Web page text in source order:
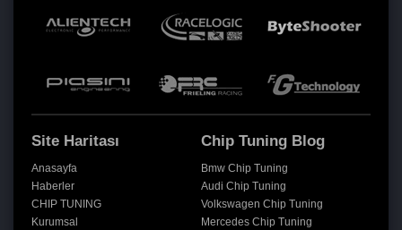
Site Haritası
Anasayfa
Haberler
CHIP TUNING
Kurumsal
Chip Tuning Blog
Bmw Chip Tuning
Audi Chip Tuning
Volkswagen Chip Tuning
Mercedes Chip Tuning